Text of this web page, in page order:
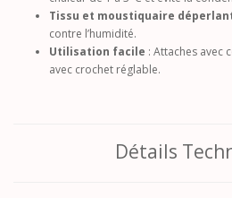
Tissu et moustiquaire
contre l’humidité.
Utilisation facile : Attaches avec
avec crochet réglable.
Détails